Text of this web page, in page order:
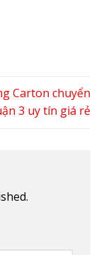
Carton chuyển
3 uy tín giá rẻ